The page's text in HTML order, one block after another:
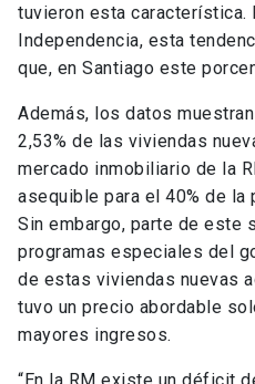
tuvieron esta característica.
Independencia, esta
que, en Santiago este
Además, los datos
2,53% de las viviendas
mercado inmobiliario de la
asequible para el 40% de la
Sin embargo, parte de este
programas especiales del
de estas viviendas nuevas
tuvo un precio abordable
mayores ingresos.